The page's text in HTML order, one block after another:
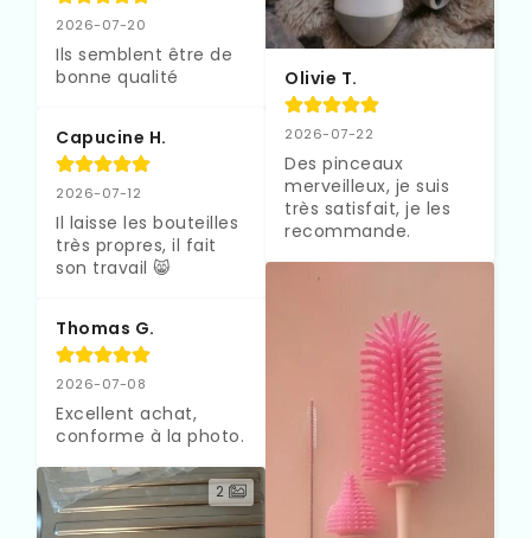
2026-07-20
Ils semblent être de
bonne qualité
Capucine H.
2026-07-12
Il laisse les bouteilles
très propres, il fait
son travail 😸
Thomas G.
2026-07-08
Excellent achat,
conforme à la photo.
2
Olivie T.
2026-07-22
Des pinceaux
merveilleux, je suis
très satisfait, je les
recommande.